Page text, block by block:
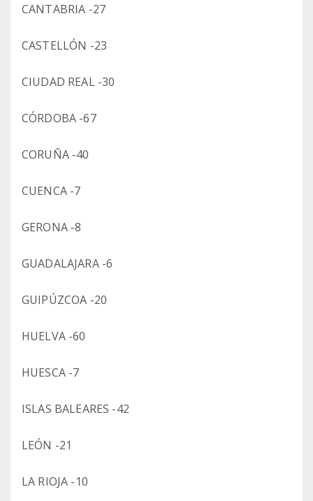
CANTABRIA -27
CASTELLÓN -23
CIUDAD REAL -30
CÓRDOBA -67
CORUÑA -40
CUENCA -7
GERONA -8
GUADALAJARA -6
GUIPÚZCOA -20
HUELVA -60
HUESCA -7
ISLAS BALEARES -42
LEÓN -21
LA RIOJA -10